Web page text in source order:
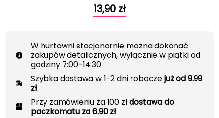
13,90 zł
W hurtowni stacjonarnie można dokonać
zakupów detalicznych, wyłącznie w piątki od
godziny 7:00-14:30
Szybka dostawa w 1-2 dni roboczejuż od 9.99
zł
Przy zamówieniu za 100 złdostawa do
paczkomatu za 6.90 zł